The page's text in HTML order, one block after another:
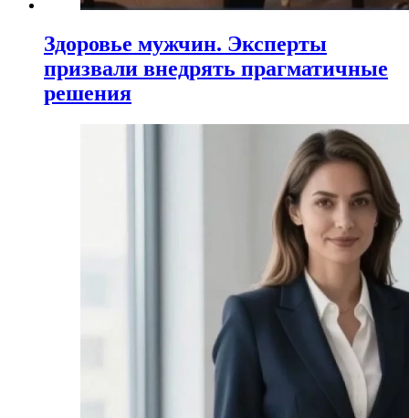
Здоровье мужчин. Эксперты
призвали внедрять прагматичные
решения